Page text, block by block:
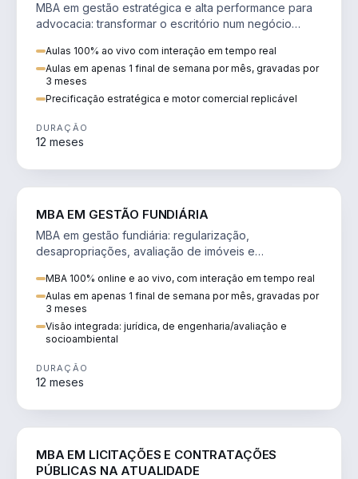
MBA em gestão estratégica e alta performance para
advocacia: transformar o escritório num negócio
Aulas 100% ao vivo com interação em tempo real
Aulas em apenas 1 final de semana por mês, gravadas por
3 meses
Precificação estratégica e motor comercial replicável
DURAÇÃO
12 meses
MBA EM GESTÃO FUNDIÁRIA
MBA em gestão fundiária: regularização,
desapropriações, avaliação de imóveis e
MBA 100% online e ao vivo, com interação em tempo real
Aulas em apenas 1 final de semana por mês, gravadas por
3 meses
Visão integrada: jurídica, de engenharia/avaliação e
socioambiental
DURAÇÃO
12 meses
MBA EM LICITAÇÕES E CONTRATAÇÕES
PÚBLICAS NA ATUALIDADE